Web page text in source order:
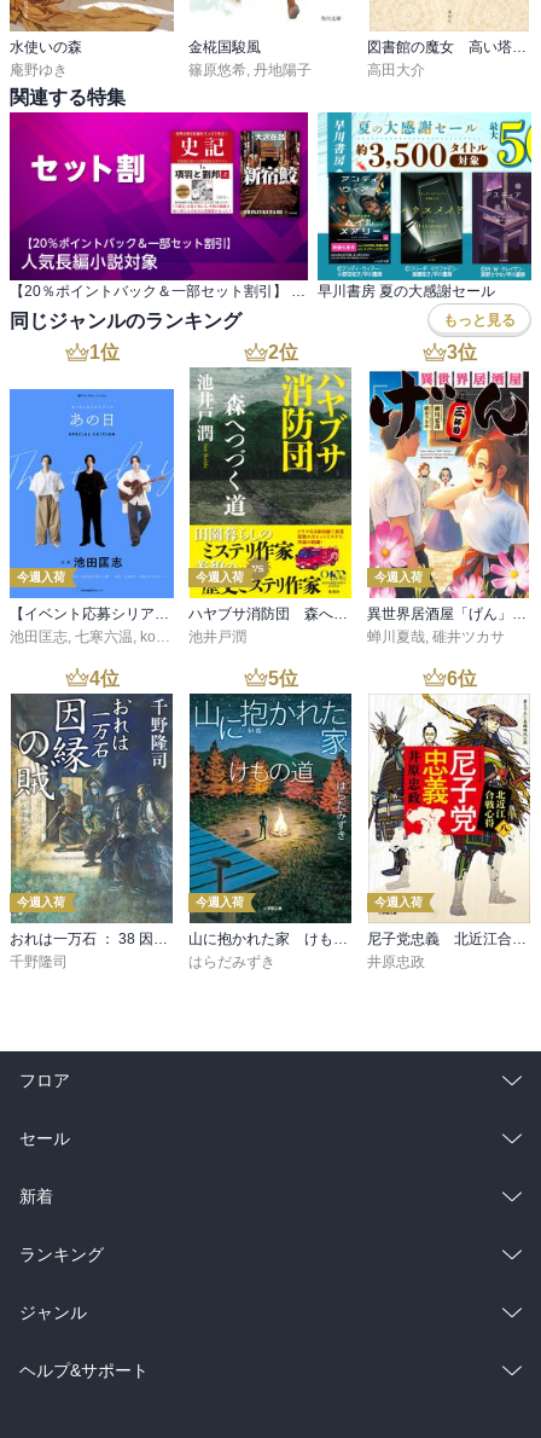
水使いの森
庵野ゆき
金椛国駿風
篠原悠希, 丹地陽子
図書館の魔女 高い塔の童心
高田大介
関連する特集
【20％ポイントバック＆一部セット割引】 人気長編小説対象 早川書房 夏の大感謝セール
同じジャンルのランキング もっと見る
1位
今週入荷
池田匡志 七寒六温 konoko58 ,村崎キコ
2位
今週入荷
池井戸潤
3位
今週入荷
蝉川夏哉 碓井ツカサ
4位
今週入荷
おれは一万石 ： 38 因縁の賊
千野隆司
5位
今週入荷
山に抱かれた家 けもの道
はらだみずき
6位
今週入荷
尼子党忠義 北近江合戦心得〈八〉
井原忠政
フロア
総合
ラノベ
雑誌・グラビア
BL・TL
セール
総合
ラノベ
雑誌・グラビア
BL・TL
新着
総合
ラノベ
雑誌・グラビア
ランキング
総合
ラノベ
ジャンル
コミック
ヘルプ&サポート